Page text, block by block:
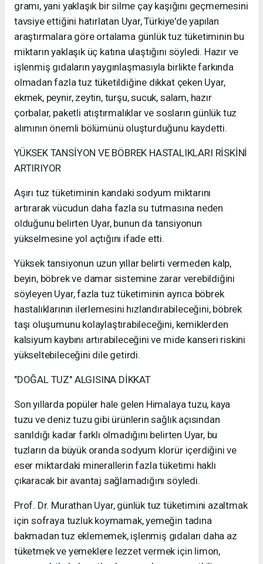
gramı, yani yaklaşık bir silme çay kaşığını geçmemesini
tavsiye ettiğini hatırlatan Uyar, Türkiye'de yapılan
araştırmalara göre ortalama günlük tuz tüketiminin bu
miktarın yaklaşık üç katına ulaştığını söyledi. Hazır ve
işlenmiş gıdaların yaygınlaşmasıyla birlikte farkında
olmadan fazla tuz tüketildiğine dikkat çeken Uyar,
ekmek, peynir, zeytin, turşu, sucuk, salam, hazır
çorbalar, paketli atıştırmalıklar ve sosların günlük tuz
alımının önemli bölümünü oluşturduğunu kaydetti.
YÜKSEK TANSİYON VE BÖBREK HASTALIKLARI RİSKİNİ
ARTIRIYOR
Aşırı tuz tüketiminin kandaki sodyum miktarını
artırarak vücudun daha fazla su tutmasına neden
olduğunu belirten Uyar, bunun da tansiyonun
yükselmesine yol açtığını ifade etti.
Yüksek tansiyonun uzun yıllar belirti vermeden kalp,
beyin, böbrek ve damar sistemine zarar verebildiğini
söyleyen Uyar, fazla tuz tüketiminin ayrıca böbrek
hastalıklarının ilerlemesini hızlandırabileceğini, böbrek
taşı oluşumunu kolaylaştırabileceğini, kemiklerden
kalsiyum kaybını artırabileceğini ve mide kanseri riskini
yükseltebileceğini dile getirdi.
"DOĞAL TUZ" ALGISINA DİKKAT
Son yıllarda popüler hale gelen Himalaya tuzu, kaya
tuzu ve deniz tuzu gibi ürünlerin sağlık açısından
sanıldığı kadar farklı olmadığını belirten Uyar, bu
tuzların da büyük oranda sodyum klorür içerdiğini ve
eser miktardaki minerallerin fazla tüketimi haklı
çıkaracak bir avantaj sağlamadığını söyledi.
Prof. Dr. Murathan Uyar, günlük tuz tüketimini azaltmak
için sofraya tuzluk koymamak, yemeğin tadına
bakmadan tuz eklememek, işlenmiş gıdaları daha az
tüketmek ve yemeklere lezzet vermek için limon,